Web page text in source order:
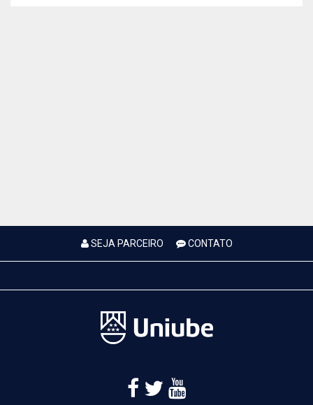
SEJA PARCEIRO CONTATO